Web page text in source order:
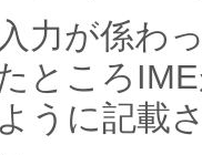
力が係わ
ところ
うに記載